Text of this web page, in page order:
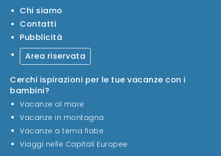
Chi siamo
Contatti
Pubblicità
Area riservata
Cerchi ispirazioni per le tue vacanze con i
bambini?
Vacanze al mare
Vacanze in montagna
Vacanze a tema fiabe
Viaggi nelle Capitali Europee